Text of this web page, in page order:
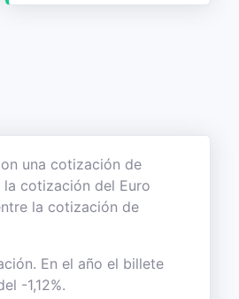
una cotización de
cotización del Euro
la cotización de
En el año el billete
-1,12%.